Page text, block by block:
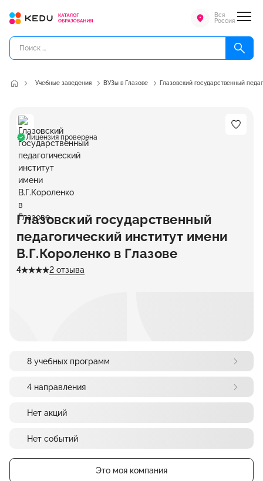
Вся
Россия
Учебные заведения ВУЗы в Глазове Глазовский государственный
Лицензия проверена
Глазовский государственный
педагогический институт имени
В.Г.Короленко в Глазове
4 2 отзыва
8 учебных программ
4 направления
Нет акций
Нет событий
Это моя компания